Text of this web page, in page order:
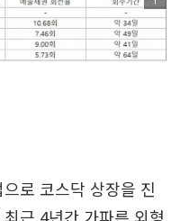
로 코스닥 상장을 진